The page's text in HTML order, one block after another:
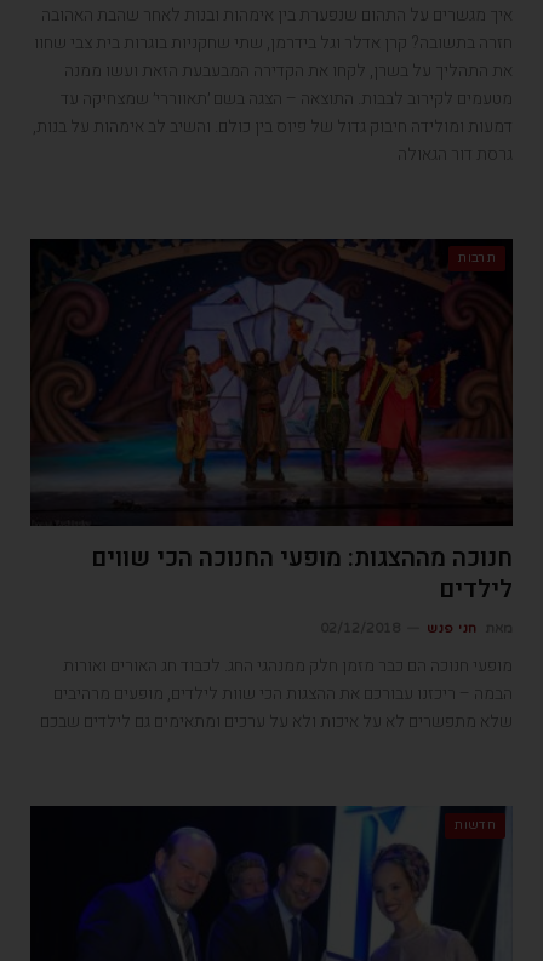
איך מגשרים על התהום שנפערת בין אימהות ובנות לאחר שהבת האהובה
חזרה בתשובה? קרן אדלר וגל בידרמן, שתי שחקניות בוגרות בית צבי שחוו
את התהליך על בשרן, לקחו את הקדירה המבעבעת הזאת ועשו ממנה
מטעמים לקירוב לבבות. התוצאה – הצגה בשם ׳תאווררי׳ שמצחיקה עד
דמעות ומולידה חיבוק גדול של פיוס בין כולם. והשיב לב אימהות על בנות,
גרסת דור הגאולה
תרבות
חנוכה מההצגות: מופעי החנוכה הכי שווים
לילדים
חני פנש
מופעי חנוכה הם כבר מזמן חלק ממנהגי החג. לכבוד חג האורים ואורות
הבמה – ריכזנו עבורכם את ההצגות הכי שוות לילדים, מופעים מרהיבים
שלא מתפשרים לא על איכות ולא על ערכים ומתאימים גם לילדים שבכם
חדשות